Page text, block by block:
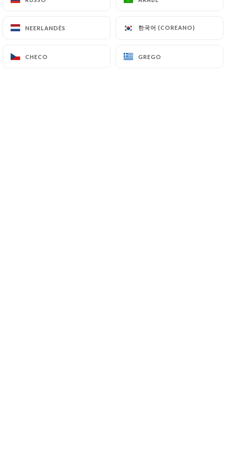
NEERLANDÊS 한국어 (COREANO)
CHECO GREGO
NEERLANDÊS 한국어 (COREANO)
CHECO GREGO